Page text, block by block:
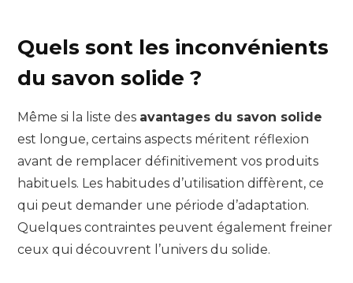
Quels sont les inconvénients
du savon solide ?
Même si la liste des avantages du savon solide
est longue, certains aspects méritent réflexion
avant de remplacer définitivement vos produits
habituels. Les habitudes d’utilisation diffèrent, ce
qui peut demander une période d’adaptation.
Quelques contraintes peuvent également freiner
ceux qui découvrent l’univers du solide.